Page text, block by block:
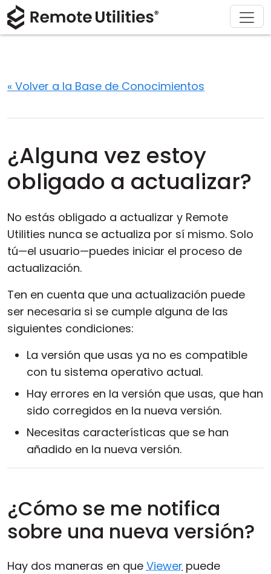
« Volver a la Base de Conocimientos
¿Alguna vez estoy
obligado a actualizar?
No estás obligado a actualizar y Remote
Utilities nunca se actualiza por sí mismo. Solo
tú—el usuario—puedes iniciar el proceso de
actualización.
Ten en cuenta que una actualización puede
ser necesaria si se cumple alguna de las
siguientes condiciones:
La versión que usas ya no es compatible
con tu sistema operativo actual.
Hay errores en la versión que usas, que han
sido corregidos en la nueva versión.
Necesitas características que se han
añadido en la nueva versión.
¿Cómo se me notifica
sobre una nueva versión?
Hay dos maneras en que Viewer puede
Producto
Modos de conexión
Acceso desatendido
Soporte para Active Directory
Configuración MSI
Nube y local
Soluciones
Tecnologías de la información
Descargar
Comprar
Soporte
Acerca de